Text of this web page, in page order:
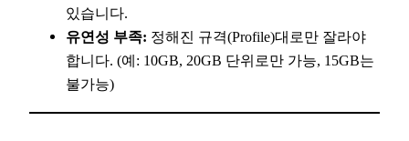
있습니다.
유연성 부족: 정해진 규격(Profile)대로만 잘라야
합니다. (예: 10GB, 20GB 단위로만 가능, 15GB는
불가능)